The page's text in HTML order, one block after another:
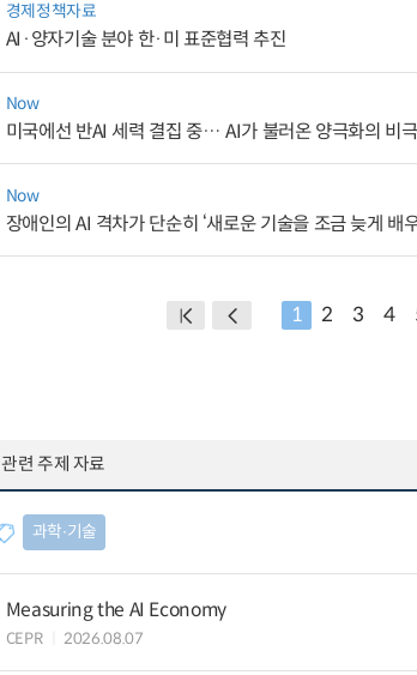
경제정책자료
AI·양자기술 분야 한·미 표준협력 추진
Now
미국에선 반AI 세력 결집 중… AI가 불러온 양극화의 비극
Now
장애인의 AI 격차가 단순히 ‘새로운 기술을 조금 늦게 배
1 2 3 4
관련 주제 자료
과학∙기술
Measuring the AI Economy
CEPR 2026.08.07